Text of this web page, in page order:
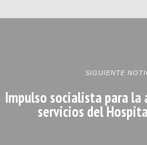
SIGUIENTE
Impulso socialista para la
servicios del